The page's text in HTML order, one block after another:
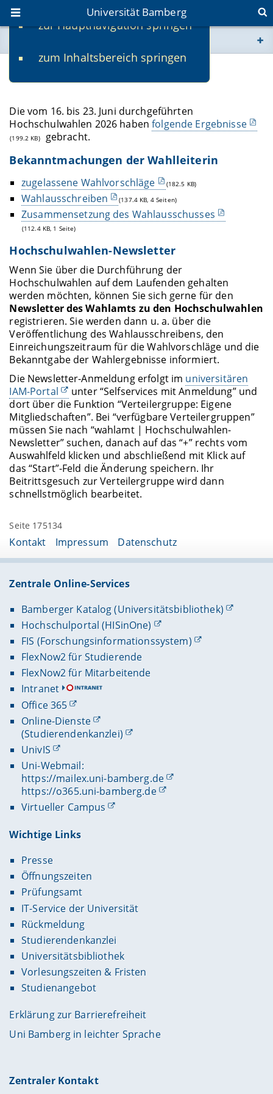
zur Hauptnavigation springen
zum Inhaltsbereich springen
Universität Bamberg
www.uni-bamberg.de
fis.uni-bamberg.de
Hochschulwahlen 2026
Die vom 16. bis 23. Juni durchgeführten
Hochschulwahlen 2026 habenfolgende Ergebnisse
(199.2 KB) gebracht.
Bekanntmachungen der Wahlleiterin
zugelassene Wahlvorschläge (182.5 KB)
Wahlausschreiben (137.4 KB, 4 Seiten)
Zusammensetzung des Wahlausschusses
(112.4 KB, 1 Seite)
Hochschulwahlen-Newsletter
Wenn Sie über die Durchführung der
Hochschulwahlen auf dem Laufenden gehalten
werden möchten, können Sie sich gerne für den
Newsletter des Wahlamts zu den Hochschulwahlen
registrieren. Sie werden dann u. a. über die
Veröffentlichung des Wahlausschreibens, den
Einreichungszeitraum für die Wahlvorschläge und die
Bekanntgabe der Wahlergebnisse informiert.
Die Newsletter-Anmeldung erfolgt im universitären
IAM-Portal
unter “Selfservices mit Anmeldung” und
dort über die Funktion “Verteilergruppe: Eigene
Mitgliedschaften”. Bei “verfügbare Verteilergruppen”
müssen Sie nach “wahlamt | Hochschulwahlen-
Newsletter” suchen, danach auf das “+” rechts vom
Auswahlfeld klicken und abschließend mit Klick auf
das “Start”-Feld die Änderung speichern. Ihr
Beitrittsgesuch zur Verteilergruppe wird dann
schnellstmöglich bearbeitet.
Seite 175134
Kontakt Impressum Datenschutz
Zentrale Online-Services
Bamberger Katalog (Universitätsbibliothek)
Hochschulportal (HISinOne)
FIS (Forschungsinformationssystem)
FlexNow2 für Studierende
FlexNow2 für Mitarbeitende
Intranet
Office 365
Online-Dienste
(Studierendenkanzlei)
UnivIS
Uni-Webmail:
https://mailex.uni-bamberg.de
https://o365.uni-bamberg.de
Virtueller Campus
Wichtige Links
Presse
Öffnungszeiten
Prüfungsamt
IT-Service der Universität
Rückmeldung
Studierendenkanzlei
Universitätsbibliothek
Vorlesungszeiten & Fristen
Studienangebot
Erklärung zur Barrierefreiheit
Uni Bamberg in leichter Sprache
Zentraler Kontakt